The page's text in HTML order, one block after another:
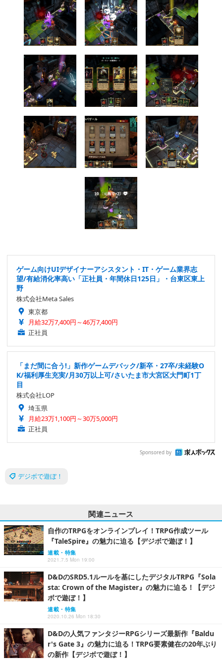
ゲーム向けUIデザイナーアシスタント・IT・ゲーム業界志
望/有給消化率高い「正社員・年間休日125日」・台東区東上
野
株式会社Meta Sales
東京都
月給32万7,400円～46万7,400円
正社員
「まだ間に合う!」新作ゲームデバック/新卒・27卒/未経験O
K/福利厚生充実/月30万以上可/さいたま市大宮区大門町1丁
目
株式会社LOP
埼玉県
月給23万1,100円～30万5,000円
正社員
Sponsored by
デジボで遊ぼ！
関連ニュース
自作のTRPGをオンラインプレイ！TRPG作成ツール
『TaleSpire』の魅力に迫る【デジボで遊ぼ！】
連載・特集
2021.7.5 Mon 19:00
D&DのSRD5.1ルールを基にしたデジタルTRPG『Sola
sta: Crown of the Magister』の魅力に迫る！【デジ
ボで遊ぼ！】
連載・特集
2020.10.26 Mon 18:30
D&Dの人気ファンタジーRPGシリーズ最新作『Baldu
r's Gate 3』の魅力に迫る！TRPG要素健在の20年ぶり
の新作【デジボで遊ぼ！】